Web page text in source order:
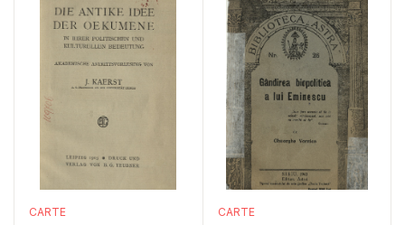
CARTE CARTE